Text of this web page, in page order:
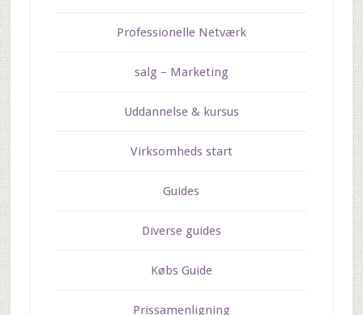
Professionelle Netværk
salg – Marketing
Uddannelse & kursus
Virksomheds start
Guides
Diverse guides
Købs Guide
Prissamenligning